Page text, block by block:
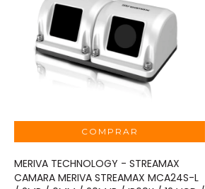
MERIVA TECHNOLOGY - STREAMAX
CAMARA MERIVA STREAMAX MCA24S-L